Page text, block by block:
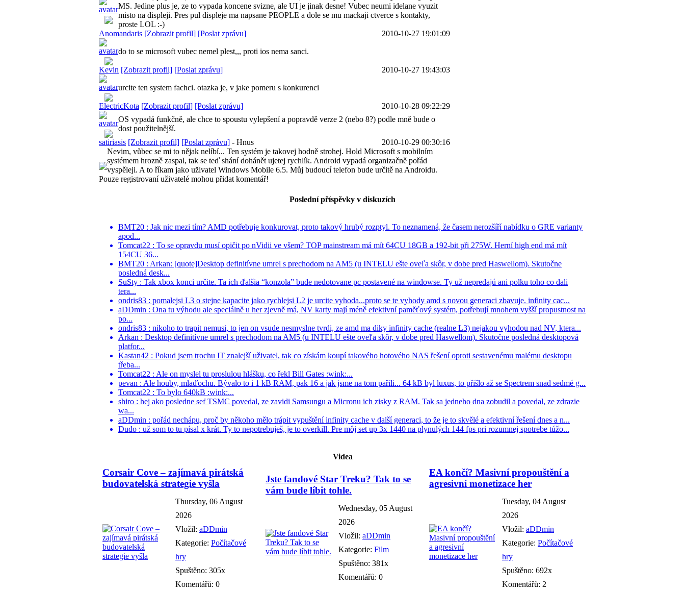
MS. Jedine plus je, ze to vypada koncene svizne, ale UI je jinak desne! Vubec neumi idelane vyuzit
misto na displeji. Pres pul displeje ma napsane PEOPLE a dole se mu mackaji ctverce s kontakty,
proste LOL :-)
Anomandaris [Zobrazit profil] [Poslat zprávu] 2010-10-27 19:01:09
do to se microsoft vubec nemel plest,,, proti ios nema sanci.
Kevin [Zobrazit profil] [Poslat zprávu] 2010-10-27 19:43:03
urcite ten system fachci. otazka je, v jake pomeru s konkurenci
ElectricKota [Zobrazit profil] [Poslat zprávu]
2010-10-28 09:22:29
OS vypadá funkčně, ale chce to spoustu vylepšení a popravdě verze 2 (nebo 8?) podle mně bude o
dost použitelnější.
satiriasis [Zobrazit profil] [Poslat zprávu] - Hnus
2010-10-29 00:30:16
Nevim, vůbec se mi to nějak nelíbí... Ten systém je takovej hodně strohej. Hold Microsoft s mobilním
systémem hrozně zaspal, tak se teď shání dohánět ujetej rychlík. Android vypadá organizačně pořád
vyspěleji. A to říkam jako uživatel Windows Mobile 6.5. Můj budoucí telefon bude určitě na Androidu.
Pouze registrovaní uživatelé mohou přidat komentář!
Poslední příspěvky v diskuzích
BMT20 : Jak nic mezi tím? AMD potřebuje konkurovat, proto takový hrubý rozptyl. To neznamená, že časem nerozšíří nabídku o GRE varianty
apod...
Tomcat22 : To se opravdu musí opičit po nVidii ve všem? TOP mainstream má mít 64CU 18GB a 192-bit při 275W. Herní high end má mít
154CU 36...
BMT20 : Arkan: [quote]Desktop definitívne umrel s prechodom na AM5 (u INTELU ešte oveľa skôr, v dobe pred Haswellom). Skutočne
posledná desk...
SuSty : Tak xbox konci určite. Ta ich ďalšia “konzola” bude nedotovane pc postavené na windowse. Ty už nepredajú ani polku toho co dali
tera...
ondris83 : pomalejsi L3 o stejne kapacite jako rychlejsi L2 je urcite vyhoda...proto se te vyhody amd s novou generaci zbavuje. infinity cac...
aDDmin : Ona tu výhodu ale speciálně u her zjevně má, NV karty mají méně efektivní paměťový systém, potřebují mnohem vyšší propustnost na
po...
ondris83 : nikoho to trapit nemusi, to jen on vsude nesmyslne tvrdi, ze amd ma diky infinity cache (realne L3) nejakou vyhodou nad NV, ktera...
Arkan : Desktop definitívne umrel s prechodom na AM5 (u INTELU ešte oveľa skôr, v dobe pred Haswellom). Skutočne posledná desktopová
platfor...
Kastan42 : Pokud jsem trochu IT znalejší uživatel, tak co získám koupí takového hotového NAS řešení oproti sestavenému malému desktopu
třeba...
Tomcat22 : Ale on myslel tu proslulou hlášku, co řekl Bill Gates :wink:...
pevan : Ale houby, mlaďochu. Bývalo to i 1 kB RAM, pak 16 a jak jsme na tom pařili... 64 kB byl luxus, to přišlo až se Spectrem snad sedmé g...
Tomcat22 : To bylo 640kB :wink:...
shiro : hej ako posledne sef TSMC povedal, ze zavidi Samsungu a Micronu ich zisky z RAM. Tak sa jedneho dna zobudil a povedal, ze zdrazie
wa...
aDDmin : pořád nechápu, proč by někoho mělo trápit vypuštění infinity cache v další generaci, to že je to skvělé a efektivní řešení dnes a n...
Dudo : už som to tu písal x krát. Ty to nepotrebuješ, je to overkill. Pre môj set up 3x 1440 na plynulých 144 fps pri rozumnej spotrebe túžo...
Videa
Corsair Cove – zajímavá pirátská
budovatelská strategie vyšla
Thursday, 06 August
2026
Vložil: aDDmin
Kategorie: Počítačové
hry
Spuštěno: 305x
Komentářů: 0
Jste fandové Star Treku? Tak to se
vám bude líbit tohle.
Wednesday, 05 August
2026
Vložil: aDDmin
Kategorie: Film
Spuštěno: 381x
Komentářů: 0
EA končí? Masivní propouštění a
agresivní monetizace her
Tuesday, 04 August
2026
Vložil: aDDmin
Kategorie: Počítačové
hry
Spuštěno: 692x
Komentářů: 2